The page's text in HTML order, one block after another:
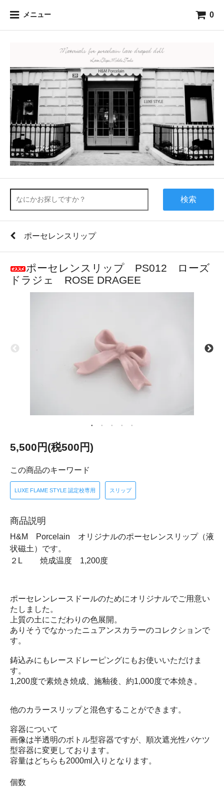
メニュー 0
検索
ポーセレンスリップ
ポーセレンスリップ PS012 ローズ
ドラジェ ROSE DRAGEE
5,500円(税500円)
この商品のキーワード
LUXE FLAME STYLE 認定校専用 スリップ
商品説明
H&M Porcelain オリジナルのポーセレンスリップ（液
状磁土）です。
２L 焼成温度 1,200度
ポーセレンレースドールのためにオリジナルでご用意い
たしました。
上質の土にこだわりの色展開。
ありそうでなかったニュアンスカラーのコレクションで
す。
鋳込みにもレースドレーピングにもお使いいただけま
す。
1,200度で素焼き焼成、施釉後、約1,000度で本焼き。
他のカラースリップと混色することができます。
容器について
画像は半透明のボトル型容器ですが、順次遮光性バケツ
型容器に変更しております。
容量はどちらも2000ml入りとなります。
個数